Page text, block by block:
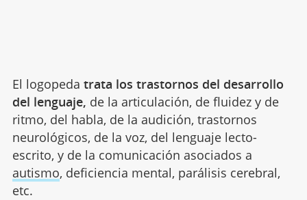
El logopeda trata los trastornos del desarrollo
del lenguaje, de la articulación, de fluidez y de
ritmo, del habla, de la audición, trastornos
neurológicos, de la voz, del lenguaje lecto-
escrito, y de la comunicación asociados a
autismo, deficiencia mental, parálisis cerebral,
etc.